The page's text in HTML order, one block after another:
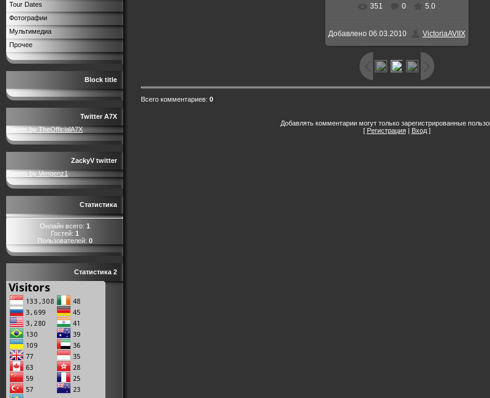
Tour Dates
Фотографии
Мультимедиа
Прочее
Block title
Twitter A7X
Tweets by TheOfficialA7X
ZackyV twitter
Tweets by Vengenz1
Статистика
Онлайн всего: 1
Гостей: 1
Пользователей: 0
Статистика 2
351 0 5.0
Добавлено 06.03.2010 VictoriaAVIIX
Всего комментариев: 0
Добавлять комментарии могут только зарегистрированные
[ Регистрация| Вход]